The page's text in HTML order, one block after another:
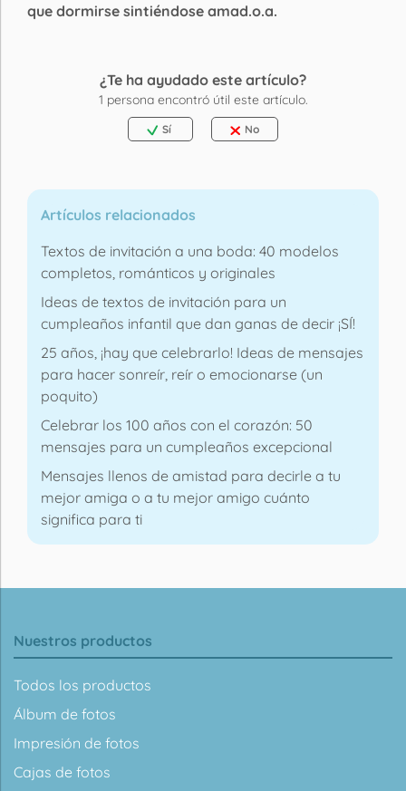
que dormirse sintiéndose amad.o.a.
¿Te ha ayudado este artículo?
1 persona encontró útil este artículo.
Sí No
Artículos relacionados
Textos de invitación a una boda: 40 modelos
completos, románticos y originales
Ideas de textos de invitación para un
cumpleaños infantil que dan ganas de decir ¡SÍ!
25 años, ¡hay que celebrarlo! Ideas de mensajes
para hacer sonreír, reír o emocionarse (un
poquito)
Celebrar los 100 años con el corazón: 50
mensajes para un cumpleaños excepcional
Mensajes llenos de amistad para decirle a tu
mejor amiga o a tu mejor amigo cuánto
significa para ti
Nuestros productos
Todos los productos
Álbum de fotos
Impresión de fotos
Cajas de fotos